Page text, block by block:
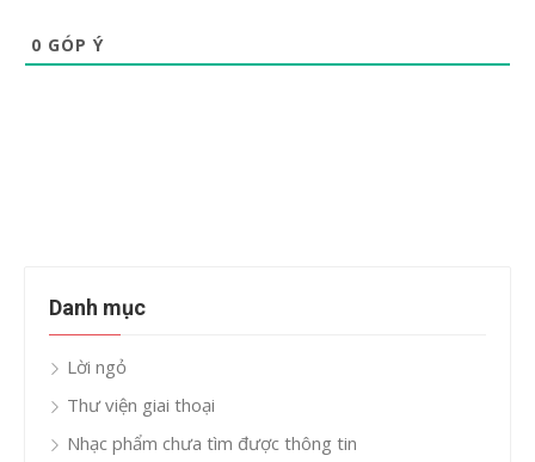
0 GÓP Ý
Danh mục
Lời ngỏ
Thư viện giai thoại
Nhạc phẩm chưa tìm được thông tin